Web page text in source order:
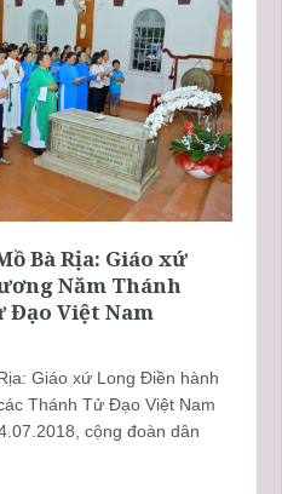
Bà Rịa: Giáo xứ
Năm Thánh
Đạo Việt Nam
Giáo xứ Long Điền hành
Thánh Tử Đạo Việt Nam
cộng đoàn dân